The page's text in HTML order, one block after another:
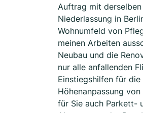
Auftrag mit
Niederlassung in
Wohnumfeld von
meinen Arbeiten
Neubau und die
nur alle anfallenden
Einstiegshilfen für
Höhenanpassung
für Sie auch Parkett-